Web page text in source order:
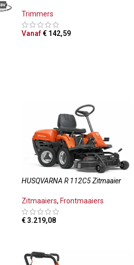
Trimmers
Vanaf€ 142,59
HUSQVARNA R 112C5 Zitmaaier
Zitmaaiers, Frontmaaiers
€3.219,08